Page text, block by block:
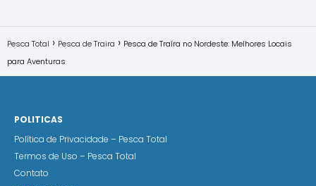
Pesca Total Pesca de Traira
Pesca de Traíra no Nordeste: Melhores Locais
para Aventuras
POLITICAS
Política de Privacidade – Pesca Total
Termos de Uso – Pesca Total
Contato